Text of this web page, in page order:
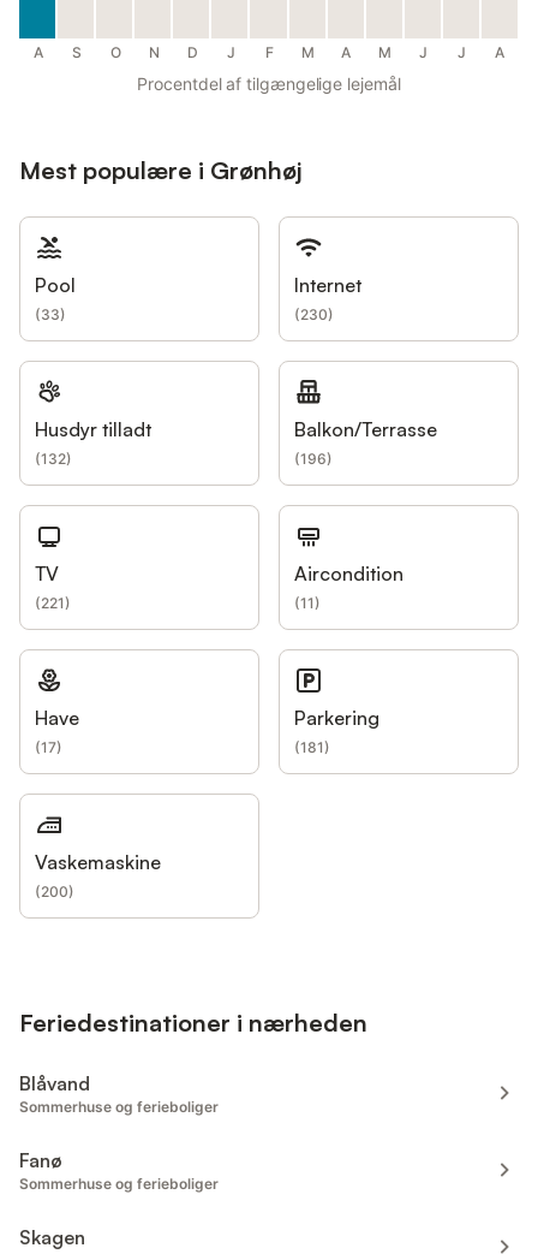
A S O N D J F M A M J J A
Procentdel af tilgængelige lejemål
Mest populære i Grønhøj
Pool
(33)
Internet
(230)
Husdyr tilladt
(132)
Balkon/Terrasse
(196)
TV
(221)
Aircondition
(11)
Have
(17)
Parkering
(181)
Vaskemaskine
(200)
Feriedestinationer i nærheden
Blåvand
Sommerhuse og ferieboliger
Fanø
Sommerhuse og ferieboliger
Skagen